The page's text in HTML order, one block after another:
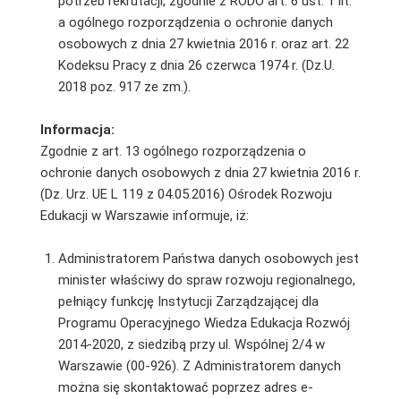
a ogólnego rozporządzenia o ochronie danych
osobowych z dnia 27 kwietnia 2016 r. oraz art. 22
Kodeksu Pracy z dnia 26 czerwca 1974 r. (Dz.U.
2018 poz. 917 ze zm.).
Informacja:
Zgodnie z art. 13 ogólnego rozporządzenia o
ochronie danych osobowych z dnia 27 kwietnia 2016 r.
(Dz. Urz. UE L 119 z 04.05.2016) Ośrodek Rozwoju
Edukacji w Warszawie informuje, iż:
Administratorem Państwa danych osobowych jest
minister właściwy do spraw rozwoju regionalnego,
pełniący funkcję Instytucji Zarządzającej dla
Programu Operacyjnego Wiedza Edukacja Rozwój
2014-2020, z siedzibą przy ul. Wspólnej 2/4 w
Warszawie (00-926). Z Administratorem danych
można się skontaktować poprzez adres e-